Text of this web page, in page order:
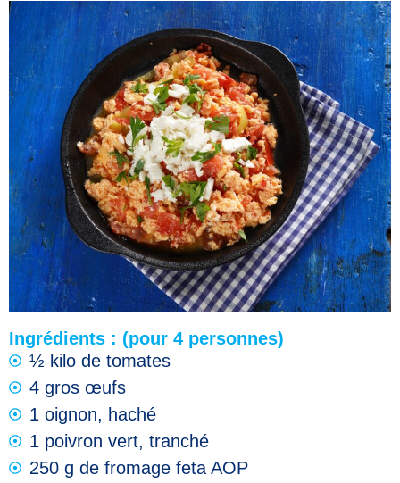
Ingrédients : (pour 4 personnes)
½ kilo de tomates
4 gros œufs
1 oignon, haché
1 poivron vert, tranché
250 g de fromage feta AOP